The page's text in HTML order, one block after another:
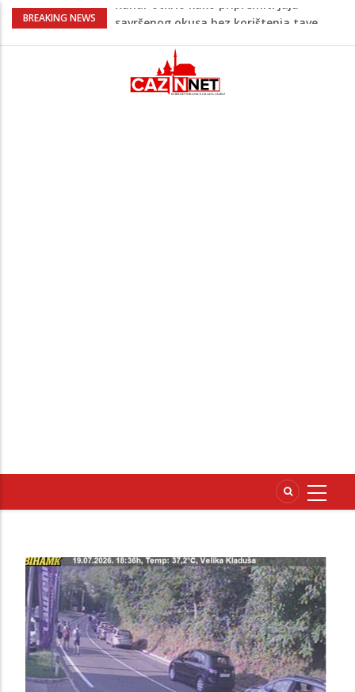
BREAKING NEWS
Krvoproliće u Gracu: Turčin nožem izbo
pokrenuta velika potjera
Bomba koju niko nije očekivao: Liverpool
doveo kapitena Barcelone